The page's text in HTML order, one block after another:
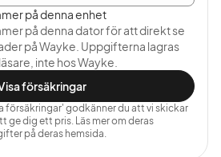
på denna enhet
på denna dator för att direkt se
på Wayke. Uppgifterna lagras
inte hos Wayke.
försäkringar
försäkringar' godkänner du att vi skickar
ge dig ett pris. Läs mer om deras
på deras hemsida.